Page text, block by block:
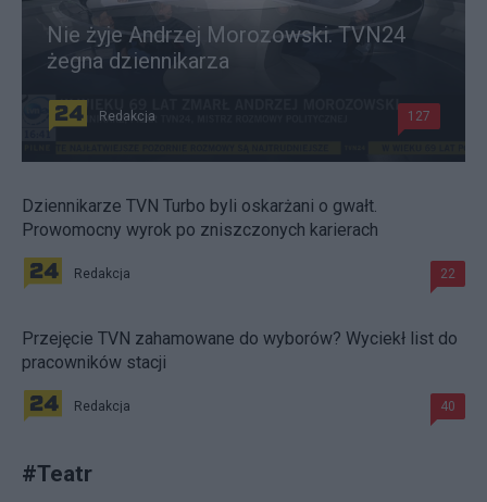
Nie żyje Andrzej Morozowski. TVN24
żegna dziennikarza
Redakcja 127
Dziennikarze TVN Turbo byli oskarżani o gwałt.
Prowomocny wyrok po zniszczonych karierach
Redakcja 22
Przejęcie TVN zahamowane do wyborów? Wyciekł list do
pracowników stacji
Redakcja 40
#Teatr